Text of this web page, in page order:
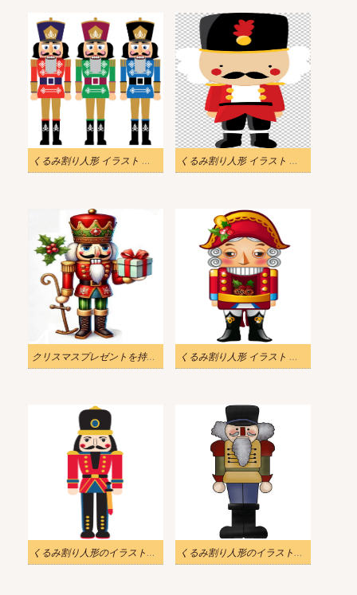
くるみ割り人形 イラスト 無料 4 くるみ割り人形 イラスト 無料 3
クリスマスプレゼントを持ったくるみ割り人形のイラスト くるみ割り人形 イラスト 無料 2
くるみ割り人形のイラスト無料 5 くるみ割り人形のイラスト無料 4